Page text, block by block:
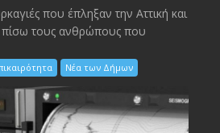
που έπληξαν την Αττική και
πίσω τους ανθρώπους που
Νέα των Δήμων